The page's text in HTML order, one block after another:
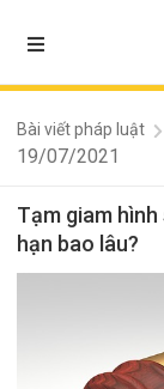
Bài viết pháp luật
19/07/2021
Tạm giam
hạn bao lâu?